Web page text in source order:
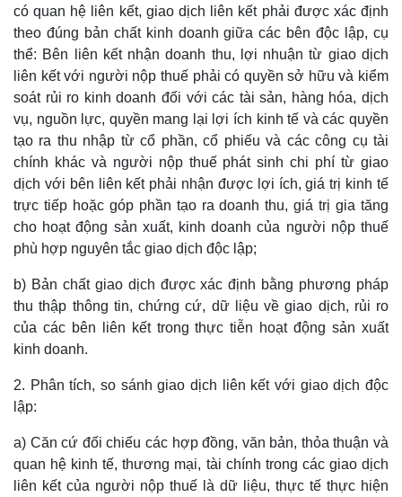
có quan hệ liên kết, giao dịch liên kết phải được xác định
theo đúng bản chất kinh doanh giữa các bên độc lập, cụ
thể: Bên liên kết nhận doanh thu, lợi nhuận từ giao dịch
liên kết với người nộp thuế phải có quyền sở hữu và kiểm
soát rủi ro kinh doanh đối với các tài sản, hàng hóa, dịch
vụ, nguồn lực, quyền mang lại lợi ích kinh tế và các quyền
tạo ra thu nhập từ cổ phần, cổ phiếu và các công cụ tài
chính khác và người nộp thuế phát sinh chi phí từ giao
dịch với bên liên kết phải nhận được lợi ích, giá trị kinh tế
trực tiếp hoặc góp phần tạo ra doanh thu, giá trị gia tăng
cho hoạt động sản xuất, kinh doanh của người nộp thuế
phù hợp nguyên tắc giao dịch độc lập;
b) Bản chất giao dịch được xác định bằng phương pháp
thu thập thông tin, chứng cứ, dữ liệu về giao dịch, rủi ro
của các bên liên kết trong thực tiễn hoạt động sản xuất
kinh doanh.
2. Phân tích, so sánh giao dịch liên kết với giao dịch độc
lập:
a) Căn cứ đối chiếu các hợp đồng, văn bản, thỏa thuận và
quan hệ kinh tế, thương mại, tài chính trong các giao dịch
liên kết của người nộp thuế là dữ liệu, thực tế thực hiện